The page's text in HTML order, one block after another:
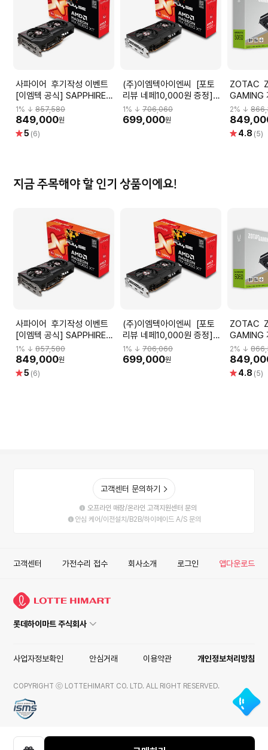
사파이어 후기작성 이벤트
[이엠텍 공식] SAPPHIRE
라데온 RX 9060 XT
PULSE OC D6 16GB
1 % ↓ 857,580
849,000원
별5 (6)
(주)이엠텍아이엔씨 [포토
리뷰 네페10,000원 증정]
SAPPHIRE 라데온 RX
9060 XT PULSE OC D6
1 % ↓706,060
699,000원
ZOTAC ZOTAC
GAMING
5060
8GB 그래
2% ↓
별 4.8 (5)
지금 주목해야 할 인기 상품이에요!
사파이어 후기작성 이벤트
[이엠텍 공식] SAPPHIRE
라데온 RX 9060 XT
PULSE OC D6 16GB
1% ↓ 857,580
849,000원
별5 (6)
(주)이엠텍아이엔씨 [포토
리뷰 네페10,000원 증정]
SAPPHIRE 라데온 RX
9060 XT PULSE OC D6
1% ↓706,060
699,000원
ZOTAC ZOTAC
GAMING
5060
8GB 그래
2% ↓
별 4.8 (5)
고객센터 문의하기
오프라인 매장/온라인 고객지원센터 문의
안심 케어/이전설치/B2B/하이메이드 A/S 문의
고객센터 가전수리 접수 회사소개 로그인 앱다운로드
롯데하이마트 주식회사
사업자정보확인 안심거래 이용약관 개인정보처리방침
COPYRIGHT ⓒ LOTTEHIMART CO. LTD. ALL RIGHT RESERVED.
ISMS